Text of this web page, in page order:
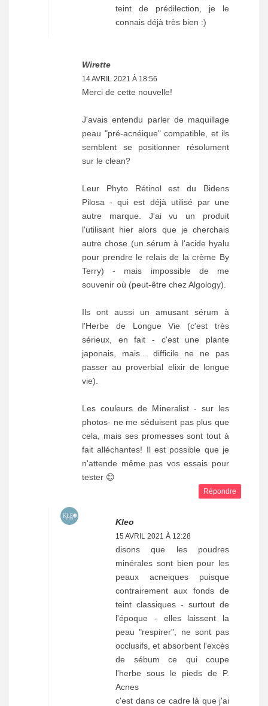
teint de prédilection, je le
connais déjà très bien :)
Wirette
14 AVRIL 2021 À 18:56
Merci de cette nouvelle!
J'avais entendu parler de maquillage
peau "pré-acnéique" compatible, et ils
semblent se positionner résolument
sur le clean?
Leur Phyto Rétinol est du Bidens
Pilosa - qui est déjà utilisé par une
autre marque. J'ai vu un produit
l'utilisant hier alors que je cherchais
autre chose (un sérum à l'acide hyalu
pour prendre le relais de la crème By
Terry) - mais impossible de me
souvenir où (peut-être chez Algology).
Ils ont aussi un amusant sérum à
l'Herbe de Longue Vie (c'est très
sérieux, en fait - c'est une plante
japonais, mais... difficile ne ne pas
passer au proverbial elixir de longue
vie).
Les couleurs de Mineralist - sur les
photos- ne me séduisent pas plus que
cela, mais ses promesses sont tout à
fait alléchantes! Il est possible que je
n'attende même pas vos essais pour
tester 😊
Répondre
Kleo
15 AVRIL 2021 À 12:28
disons que les poudres
minérales sont bien pour les
peaux acneiques puisque
contrairement aux fonds de
teint classiques - surtout de
l'époque - elles laissent la
peau "respirer", ne sont pas
occlusifs, et absorbent l'excès
de sébum ce qui coupe
l'herbe sous le pieds de P.
Acnes
c'est dans ce cadre là que j'ai